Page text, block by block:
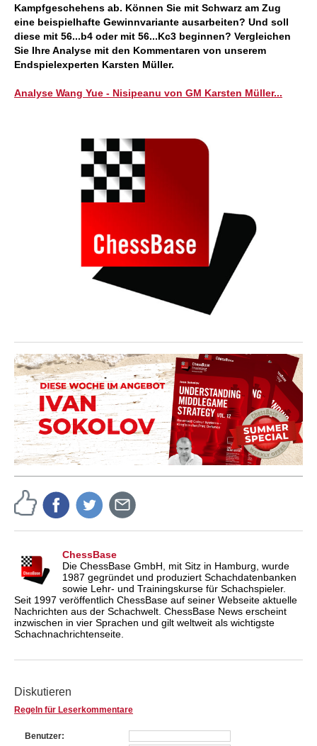
Kampfgeschehens ab. Können Sie mit Schwarz am Zug
eine beispielhafte Gewinnvariante ausarbeiten? Und soll
diese mit 56...b4 oder mit 56...Kc3 beginnen? Vergleichen
Sie Ihre Analyse mit den Kommentaren von unserem
Endspielexperten Karsten Müller.
Analyse Wang Yue - Nisipeanu von GM Karsten Müller...
ChessBase
Die ChessBase GmbH, mit Sitz in Hamburg, wurde
1987 gegründet und produziert Schachdatenbanken
sowie Lehr- und Trainingskurse für Schachspieler.
Seit 1997 veröffentlich ChessBase auf seiner Webseite aktuelle
Nachrichten aus der Schachwelt. ChessBase News erscheint
inzwischen in vier Sprachen und gilt weltweit als wichtigste
Schachnachrichtenseite.
Diskutieren
Regeln für Leserkommentare
Benutzer